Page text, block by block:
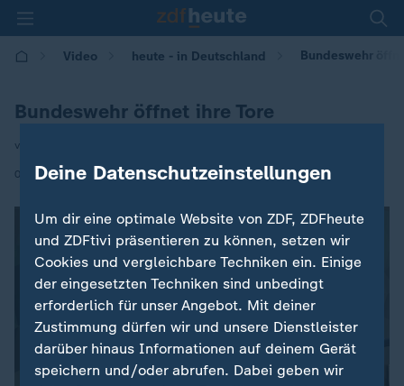
Video heute - in Deutschland Bundeswehr
Bundeswehr öffnet ihre Tore
von Svenja Dohmeyer
05.06.2026 | 14:00
Deine Datenschutzeinstellungen
Um dir eine optimale Website von ZDF, ZDFheute
und ZDFtivi präsentieren zu können, setzen wir
Cookies und vergleichbare Techniken ein. Einige
der eingesetzten Techniken sind unbedingt
erforderlich für unser Angebot. Mit deiner
Zustimmung dürfen wir und unsere Dienstleister
darüber hinaus Informationen auf deinem Gerät
speichern und/oder abrufen. Dabei geben wir